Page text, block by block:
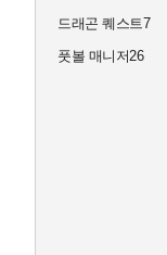
드래곤 퀘스트7
풋볼 매니저26